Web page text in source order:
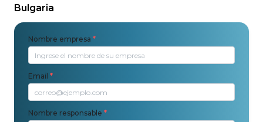
Bulgaria
Nombre empresa *
Email *
Nombre responsable *